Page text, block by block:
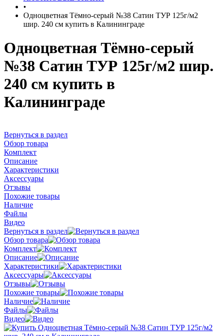
•
Одноцветная Тёмно-серый №38 Сатин ТУР 125г/м2
шир. 240 см купить в Калининграде
Одноцветная Тёмно-серый
№38 Сатин ТУР 125г/м2 шир.
240 см купить в
Калининграде
Вернуться в раздел
Обзор товара
Комплект
Описание
Характеристики
Аксессуары
Отзывы
Похожие товары
Наличие
Файлы
Видео
Вернуться в раздел
Обзор товара
Комплект
Описание
Характеристики
Аксессуары
Отзывы
Похожие товары
Наличие
Файлы
Видео